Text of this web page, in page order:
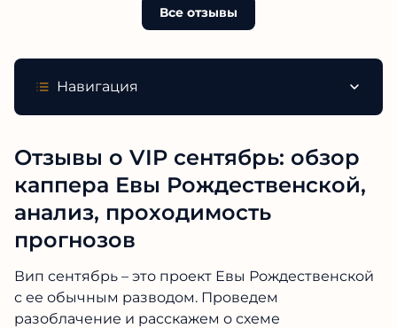
Все отзывы
Навигация
Отзывы о VIP сентябрь: обзор
каппера Евы Рождественской,
анализ, проходимость
прогнозов
Вип сентябрь – это проект Евы Рождественской
с ее обычным разводом. Проведем
разоблачение и расскажем о схеме